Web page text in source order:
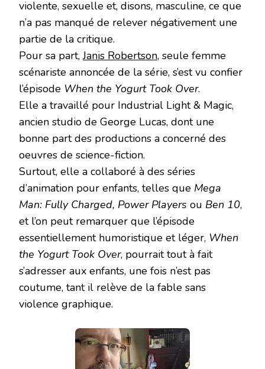
violente, sexuelle et, disons, masculine, ce que
n’a pas manqué de relever négativement une
partie de la critique.
Pour sa part,Janis Robertson, seule femme
scénariste annoncée de la série, s’est vu confier
l’épisode When the Yogurt Took Over.
Elle a travaillé pour Industrial Light & Magic,
ancien studio de George Lucas, dont une
bonne part des productions a concerné des
oeuvres de science-fiction.
Surtout, elle a collaboré à des séries
d’animation pour enfants, telles que Mega
Man: Fully Charged, Power Players ou Ben 10,
et l’on peut remarquer que l’épisode
essentiellement humoristique et léger, When
the Yogurt Took Over, pourrait tout à fait
s’adresser aux enfants, une fois n’est pas
coutume, tant il relève de la fable sans
violence graphique.